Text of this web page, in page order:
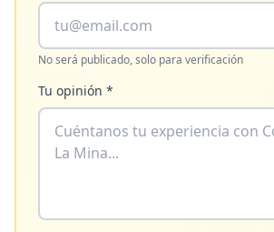
No será publicado, solo para verificación
Tu opinión *